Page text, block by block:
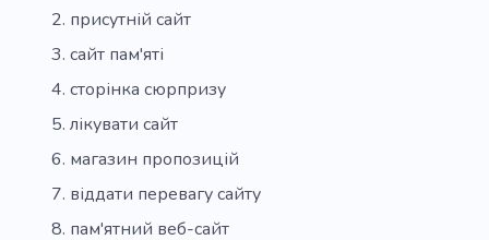
присутній сайт
сайт пам'яті
сторінка сюрпризу
лікувати сайт
магазин пропозицій
віддати перевагу сайту
пам'ятний веб-сайт